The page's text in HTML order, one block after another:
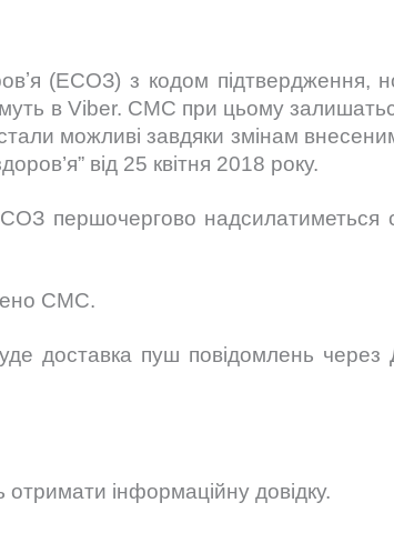
(ЕСОЗ) з кодом підтвердження,
в Viber. СМС при цьому
можливі завдяки змінам
від 25 квітня 2018 року.
першочергово
СМС.
доставка пуш повідомлень
інформаційну довідку.